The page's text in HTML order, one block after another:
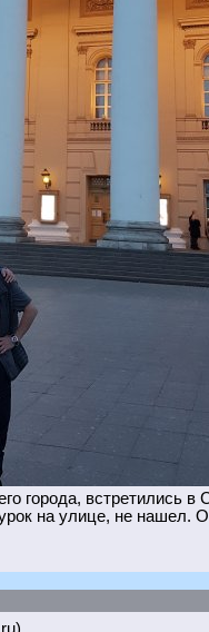
города, встретились
на улице, не нашел.